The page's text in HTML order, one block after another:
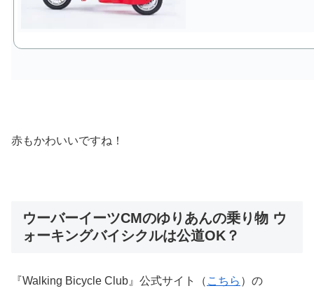
赤もかわいいですね！
ウーバーイーツCMのゆりあんの乗り物 ウ
ォーキングバイシクルは公道OK？
『Walking Bicycle Club』公式サイト（ こちら ）の